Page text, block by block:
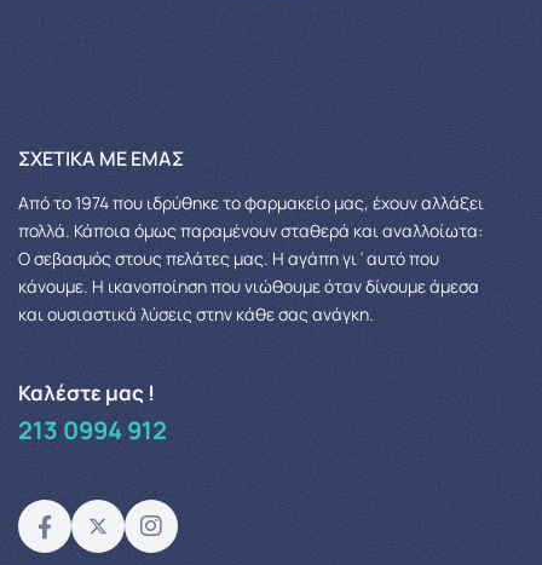
ΣΧΕΤΙΚΆ ΜΕ ΕΜΆΣ
Από το 1974 που ιδρύθηκε το φαρμακείο μας, έχουν αλλάξει
πολλά. Κάποια όμως παραμένουν σταθερά και αναλλοίωτα:
Ο σεβασμός στους πελάτες μας. Η αγάπη γι΄αυτό που
κάνουμε. Η ικανοποίηση που νιώθουμε όταν δίνουμε άμεσα
και ουσιαστικά λύσεις στην κάθε σας ανάγκη.
Καλέστε μας !
213 0994 912